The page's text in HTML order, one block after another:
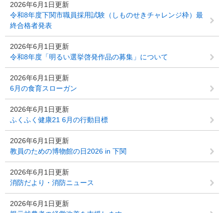
2026年6月1日更新
令和8年度下関市職員採用試験（しものせきチャレンジ枠）最
終合格者発表
2026年6月1日更新
令和8年度「明るい選挙啓発作品の募集」について
2026年6月1日更新
6月の食育スローガン
2026年6月1日更新
ふくふく健康21 6月の行動目標
2026年6月1日更新
教員のための博物館の日2026 in 下関
2026年6月1日更新
消防だより・消防ニュース
2026年6月1日更新